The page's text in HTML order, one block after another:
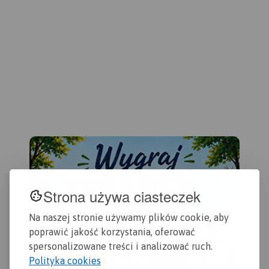
Strona używa ciasteczek
Na naszej stronie używamy plików cookie, aby
poprawić jakość korzystania, oferować
spersonalizowane treści i analizować ruch.
Polityka cookies